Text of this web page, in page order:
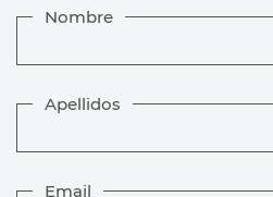
Nombre
Apellidos
Email